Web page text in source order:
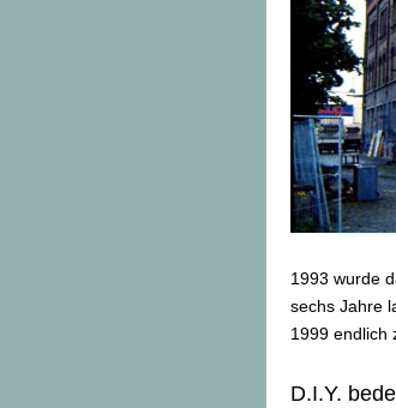
1993 wurde
sechs Jahre
1999 endlich
D.I.Y.